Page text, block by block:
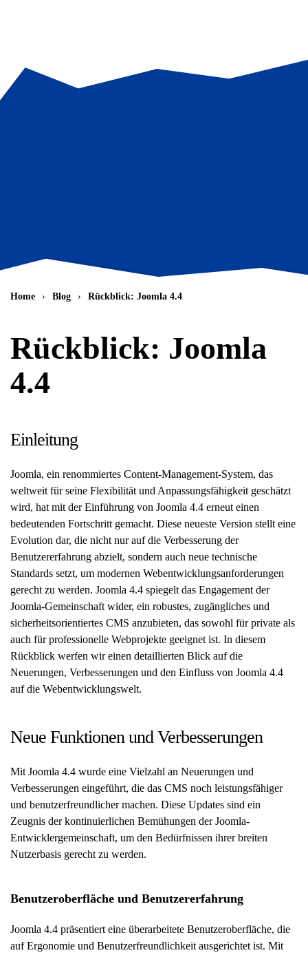
Home Blog Rückblick: Joomla 4.4
Rückblick: Joomla
4.4
Einleitung
Joomla, ein renommiertes Content-Management-System, das
weltweit für seine Flexibilität und Anpassungsfähigkeit geschätzt
wird, hat mit der Einführung von Joomla 4.4 erneut einen
bedeutenden Fortschritt gemacht. Diese neueste Version stellt eine
Evolution dar, die nicht nur auf die Verbesserung der
Benutzererfahrung abzielt, sondern auch neue technische
Standards setzt, um modernen Webentwicklungsanforderungen
gerecht zu werden. Joomla 4.4 spiegelt das Engagement der
Joomla-Gemeinschaft wider, ein robustes, zugängliches und
sicherheitsorientiertes CMS anzubieten, das sowohl für private als
auch für professionelle Webprojekte geeignet ist. In diesem
Rückblick werfen wir einen detaillierten Blick auf die
Neuerungen, Verbesserungen und den Einfluss von Joomla 4.4
auf die Webentwicklungswelt.
Neue Funktionen und Verbesserungen
Mit Joomla 4.4 wurde eine Vielzahl an Neuerungen und
Verbesserungen eingeführt, die das CMS noch leistungsfähiger
und benutzerfreundlicher machen. Diese Updates sind ein
Zeugnis der kontinuierlichen Bemühungen der Joomla-
Entwicklergemeinschaft, um den Bedürfnissen ihrer breiten
Nutzerbasis gerecht zu werden.
Benutzeroberfläche und Benutzererfahrung
Joomla 4.4 präsentiert eine überarbeitete Benutzeroberfläche, die
auf Ergonomie und Benutzerfreundlichkeit ausgerichtet ist. Mit